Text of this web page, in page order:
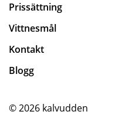
Prissättning
Vittnesmål
Kontakt
Blogg
© 2026 kalvudden